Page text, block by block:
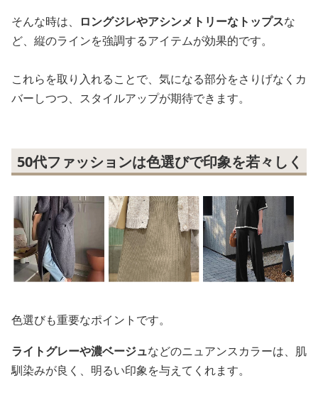
そんな時は、
ロングジレやアシンメトリーなトップスな
ど、縦のラインを強調するアイテムが効果的です。
これらを取り入れることで、気になる部分をさりげなくカ
バーしつつ、スタイルアップが期待できます。
50代ファッションは色選びで印象を若々しく
色選びも重要なポイントです。
ライトグレーや濃ベージュなどのニュアンスカラーは、肌
馴染みが良く、明るい印象を与えてくれます。